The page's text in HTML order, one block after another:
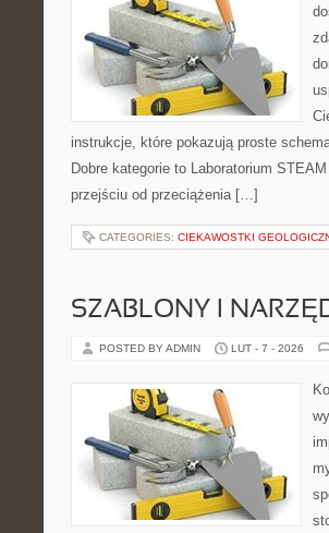
instrukcje, które pokazują proste
Dobre kategorie to Laboratorium
przejściu od przeciążenia […]
CATEGORIES: CIEKAWOSTKI
SZABLONY I
POSTED BY ADMIN LUT - 7 - 2026